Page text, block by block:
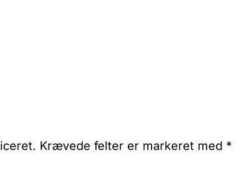
Krævede felter er markeret med *